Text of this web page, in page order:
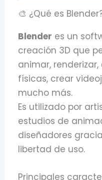
🎨 ¿Qué es
Blender es un
creación 3D que
animar,
físicas, crear
mucho más.
Es utilizado por
estudios de
diseñadores
libertad de uso.
Principales